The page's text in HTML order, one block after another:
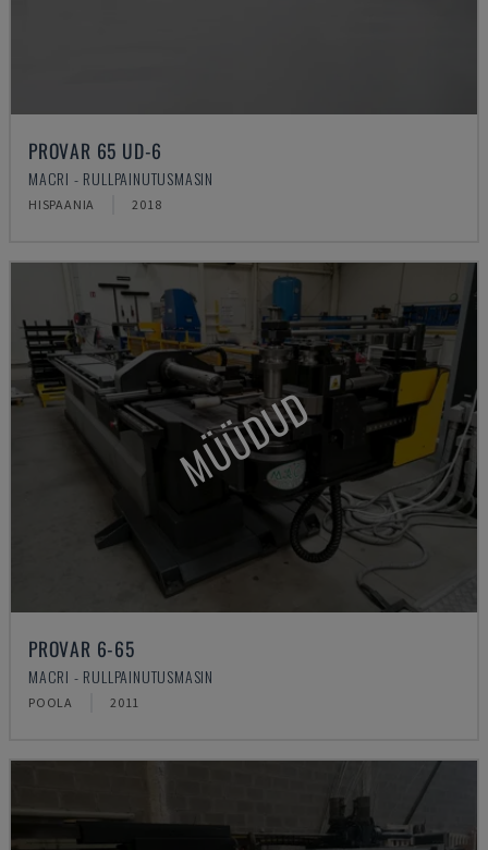
PROVAR 65 UD-6
MACRI - RULLPAINUTUSMASIN
HISPAANIA 2018
MÜÜDUD
PROVAR 6-65
MACRI - RULLPAINUTUSMASIN
POOLA 2011